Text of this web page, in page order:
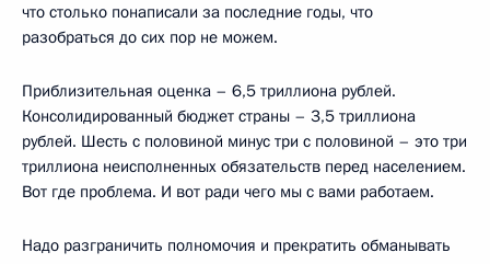
что столько понаписали за последние годы, что
разобраться до сих пор не можем.
Приблизительная оценка – 6,5 триллиона рублей.
Консолидированный бюджет страны – 3,5 триллиона
рублей. Шесть с половиной минус три с половиной – это три
триллиона неисполненных обязательств перед населением.
Вот где проблема. И вот ради чего мы с вами работаем.
Надо разграничить полномочия и прекратить обманывать